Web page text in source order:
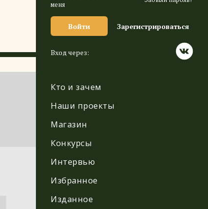
меня
Войти Зарегистрироваться
Вход через:
Кто и зачем
Наши проекты
Магазин
Конкурсы
Интервью
Избранное
Изданное